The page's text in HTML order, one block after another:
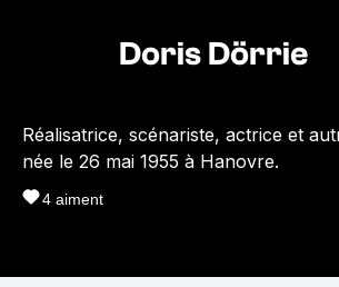
Doris Dörrie
Réalisatrice, scénariste, actrice et
née le 26 mai 1955 à Hanovre.
4 aiment